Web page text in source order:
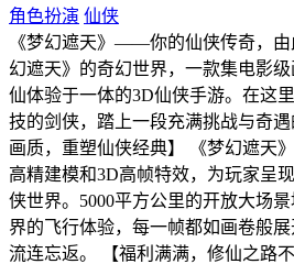
角色扮演 仙侠
《梦幻遮天》——你的仙侠传奇，
幻遮天》的奇幻世界，一款集电影
仙体验于一体的3D仙侠手游。在这
技的剑侠，踏上一段充满挑战与奇
画质，重塑仙侠经典】 《梦幻遮天
高精建模和3D高帧特效，为玩家呈
侠世界。5000平方公里的开放大场
界的飞行体验，每一帧都如画卷般展
流连忘返。 【福利满满，修仙之路